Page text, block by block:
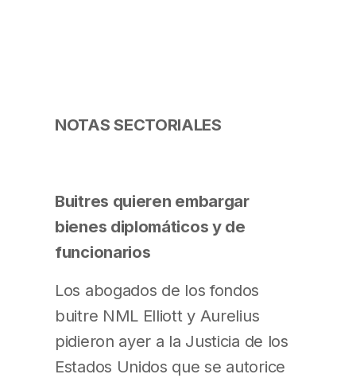
NOTAS SECTORIALES
Buitres quieren embargar
bienes diplomáticos y de
funcionarios
Los abogados de los fondos
buitre NML Elliott y Aurelius
pidieron ayer a la Justicia de los
Estados Unidos que se autorice